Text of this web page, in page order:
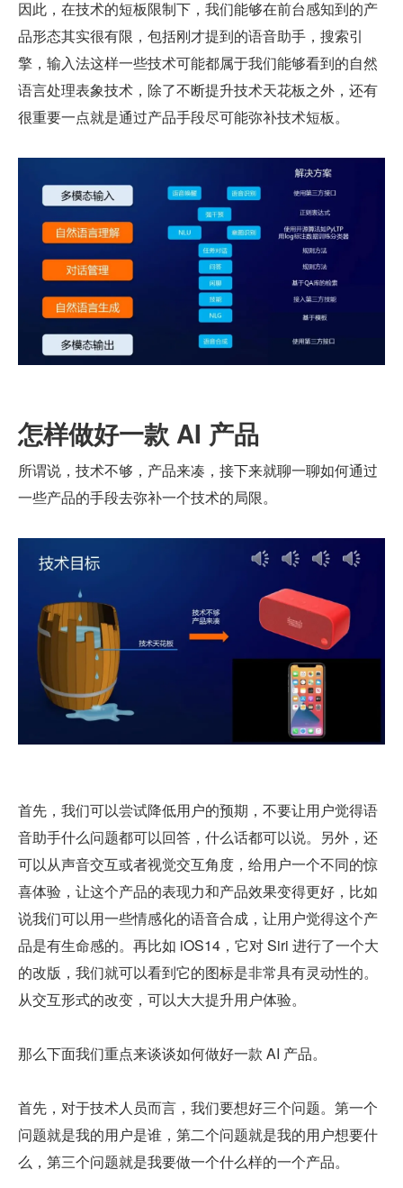
因此，在技术的短板限制下，我们能够在前台感知到的产
品形态其实很有限，包括刚才提到的语音助手，搜索引
擎，输入法这样一些技术可能都属于我们能够看到的自然
语言处理表象技术，除了不断提升技术天花板之外，还有
很重要一点就是通过产品手段尽可能弥补技术短板。
怎样做好一款 AI 产品
所谓说，技术不够，产品来凑，接下来就聊一聊如何通过
一些产品的手段去弥补一个技术的局限。
首先，我们可以尝试降低用户的预期，不要让用户觉得语
音助手什么问题都可以回答，什么话都可以说。另外，还
可以从声音交互或者视觉交互角度，给用户一个不同的惊
喜体验，让这个产品的表现力和产品效果变得更好，比如
说我们可以用一些情感化的语音合成，让用户觉得这个产
品是有生命感的。再比如 iOS14，它对 Siri 进行了一个大
的改版，我们就可以看到它的图标是非常具有灵动性的。
从交互形式的改变，可以大大提升用户体验。
那么下面我们重点来谈谈如何做好一款 AI 产品。
首先，对于技术人员而言，我们要想好三个问题。第一个
问题就是我的用户是谁，第二个问题就是我的用户想要什
么，第三个问题就是我要做一个什么样的一个产品。